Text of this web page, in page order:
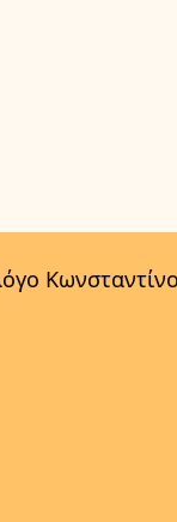
Κωνσταντίνο